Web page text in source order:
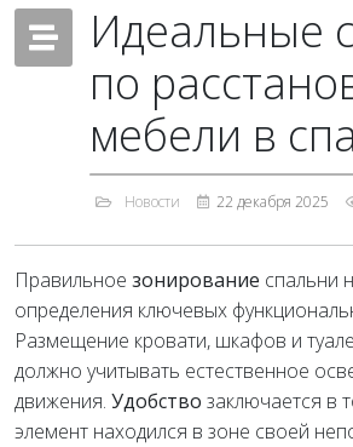
Идеальные
по
мебели в
Новости 22 декабря 2025
Правильное зонирование спальни
определения ключевых
Размещение кровати, шкафов и
должно учитывать естественное
движения. Удобство заключается в
элемент находился в зоне своей